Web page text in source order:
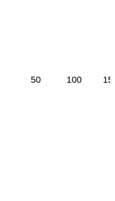
50 100